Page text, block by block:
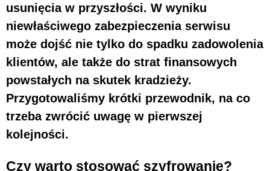
usunięcia w przyszłości. W wyniku
niewłaściwego zabezpieczenia serwisu
może dojść nie tylko do spadku zadowolenia
klientów, ale także do strat finansowych
powstałych na skutek kradzieży.
Przygotowaliśmy krótki przewodnik, na co
trzeba zwrócić uwagę w pierwszej
kolejności.
Czy warto stosować szyfrowanie?